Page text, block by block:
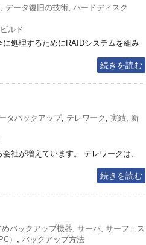
, データ復旧の技術, ハードディスク
ルド
処理するためにRAIDシステムを組み
続きを読む
タバックアップ, テレワーク , 実績, 新
社が増えています。 テレワークは、
続きを読む
めバックアップ機器, サーバ, サーフェス
） , バックアップ方法